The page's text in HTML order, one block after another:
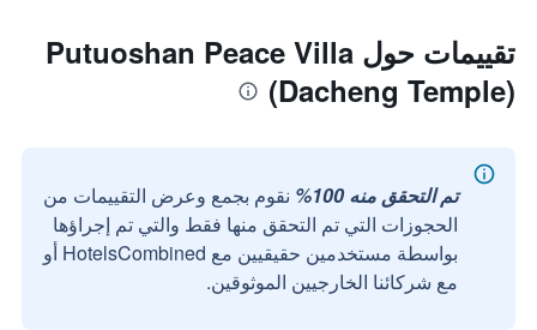
تقييمات حول Putuoshan Peace Villa
(Dacheng Temple)
تم التحقق منه 100%
نقوم بجمع وعرض التقييمات من
الحجوزات التي تم التحقق منها فقط والتي تم إجراؤها
بواسطة مستخدمين حقيقيين مع HotelsCombined أو
مع شركائنا الخارجيين الموثوقين.